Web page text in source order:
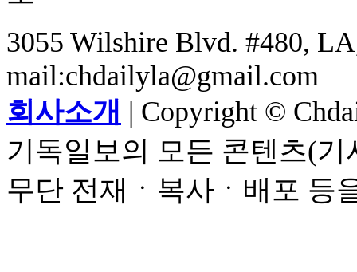
3055 Wilshire Blvd. #480,
mail:chdailyla@gmail.com
회사소개 | Copyright ©
기독일보의 모든 콘텐츠(
무단 전재ㆍ복사ㆍ배포 등